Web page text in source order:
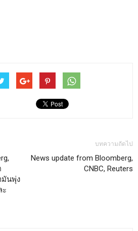
มันพุ่ง
ะ
บทความถัดไป
News update from Bloomberg,
CNBC, Reuters